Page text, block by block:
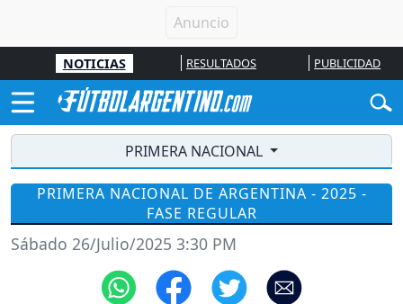
NOTICIAS RESULTADOS PUBLICIDAD
PRIMERA NACIONAL
PRIMERA NACIONAL DE ARGENTINA - 2025 -
FASE REGULAR
Sábado 26/Julio/2025 3:30 PM